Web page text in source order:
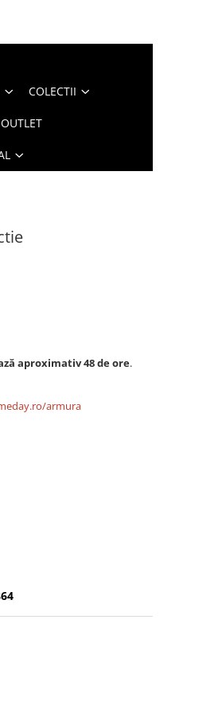
COLECTII
OUTLET
aproximativ 48 de ore.
armura